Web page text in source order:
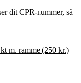
dit CPR-nummer, så
m. ramme (250 kr.)